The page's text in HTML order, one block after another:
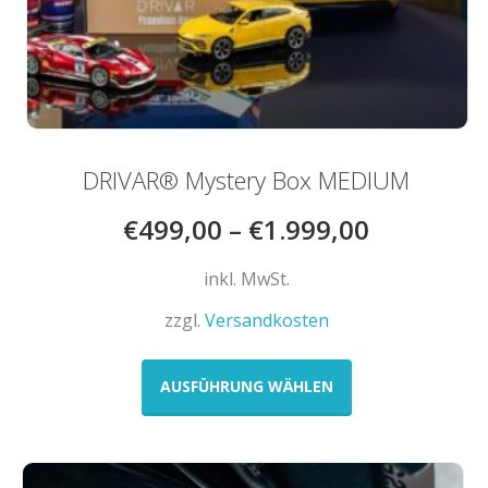
DRIVAR® Mystery Box MEDIUM
€499,00 – €1.999,00
inkl. MwSt.
zzgl. Versandkosten
AUSFÜHRUNG WÄHLEN
Dieses